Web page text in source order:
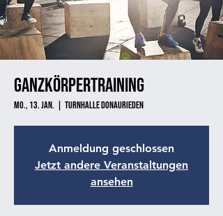
Ganzkörpertraining
Mo., 13. Jan. Turnhalle Donaurieden
Anmeldung geschlossen
Jetzt andere Veranstaltungen
ansehen